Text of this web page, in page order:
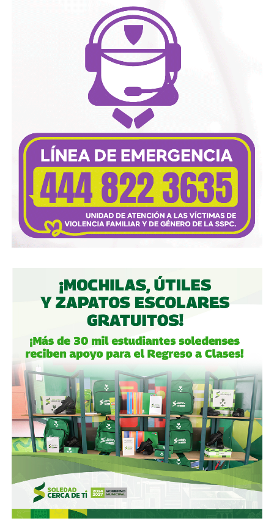
auge en el movimiento Drag, pero aún hay que
“la desventaja que tenemos es la pandemia,
porque ha sido difícil empezar actividades y faltan
espacios en donde el Drag se pueda promover y
El activista destacó que lo que hace especial a una
persona que forma parte de este movimiento es la
diversidad y la libertad:
“No importa nada, solo ser tú y que tengas una idea para
transformarlo en arte, incluso sabemos y reconocemos
que no todas las drags tienen que tener una estética que